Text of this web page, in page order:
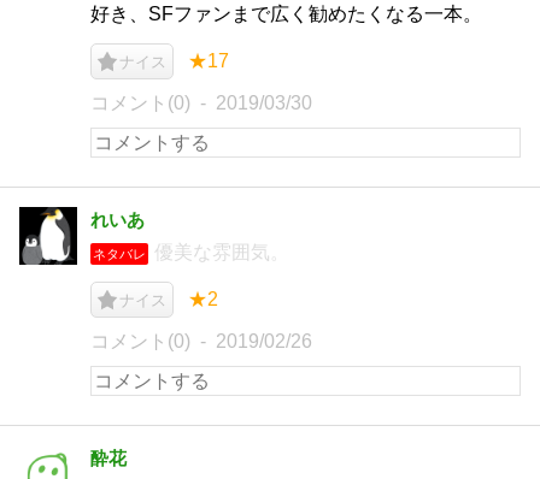
好き、SFファンまで広く勧めたくなる一本。
ナイス ★17
コメント(0) 2019/03/30
れいあ
ネタバレ 優美な雰囲気。
ナイス ★2
コメント(0) 2019/02/26
酔花